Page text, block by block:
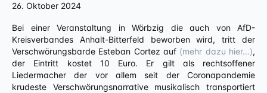
26. Oktober 2024
Bei einer Veranstaltung in Wörbzig die auch von AfD-
Kreisverbandes Anhalt-Bitterfeld beworben wird, tritt der
Verschwörungsbarde Esteban Cortez auf (mehr dazu hier…),
der Eintritt kostet 10 Euro. Er gilt als rechtsoffener
Liedermacher der vor allem seit der Coronapandemie
krudeste Verschwörungsnarrative musikalisch transportiert